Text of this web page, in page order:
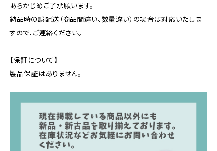
あらかじめご了承願います。
納品時の誤配送（商品間違い、数量違い）の場合は対応いたしま
すので、ご連絡ください。
【保証について】
製品保証はありません。